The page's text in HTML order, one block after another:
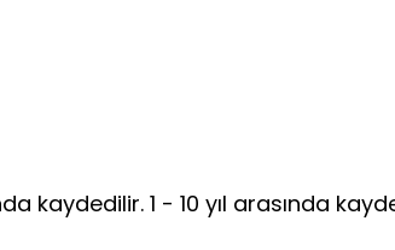
kaydedilir. 1 - 10 yıl arasında